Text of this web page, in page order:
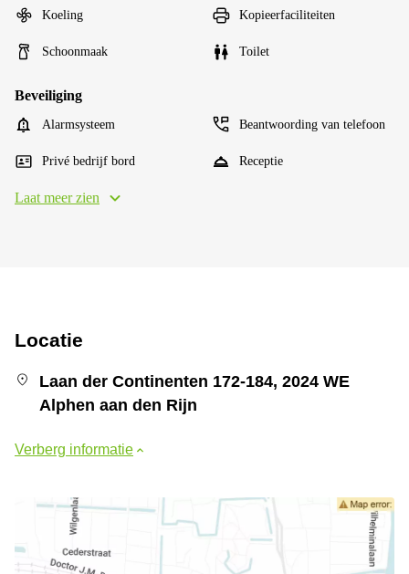
Koeling Kopieerfaciliteiten
Schoonmaak Toilet
Beveiliging
Alarmsysteem Beantwoording van telefoon
Privé bedrijf bord Receptie
Laat meer zien
Locatie
Laan der Continenten 172-184, 2024 WE
Alphen aan den Rijn
Verberg informatie